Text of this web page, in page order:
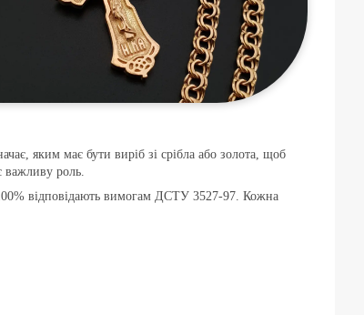
яким має бути виріб зі срібла або золота, щоб
важливу роль.
відповідають вимогам ДСТУ 3527-97. Кожна